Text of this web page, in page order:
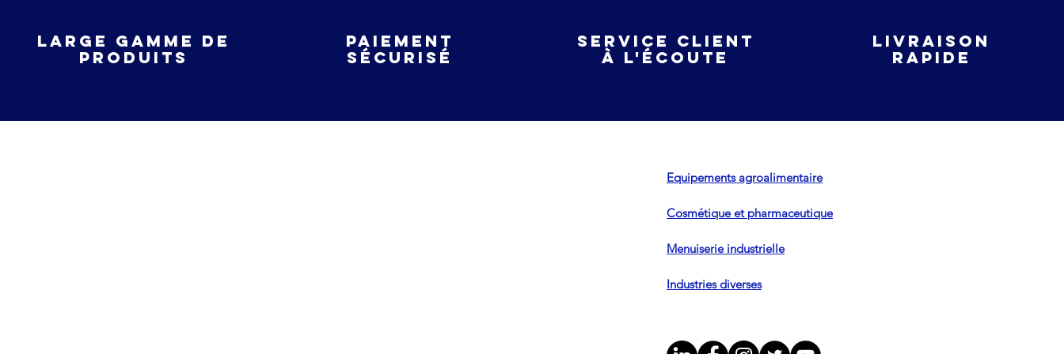
large gamme de
produits
Paiement
sécurisé
service client
à l'écoute
livraison
rapide
Equipements agroalimentaire
Cosmétique et pharmaceutique
Menuiserie industrielle
Industries diverses